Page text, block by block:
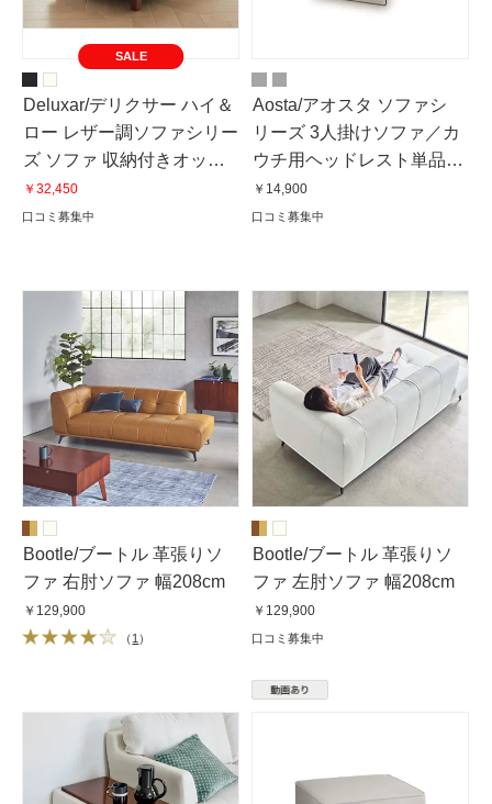
SALE
Deluxar/デリクサー ハイ＆
ロー レザー調ソファシリー
ズ ソファ 収納付きオット
マン
￥32,450
口コミ募集中
Aosta/アオスタ ソファシ
リーズ 3人掛けソファ／カ
ウチ用ヘッドレスト単品
幅77cm
￥14,900
口コミ募集中
Bootle/ブートル 革張りソ
ファ 右肘ソファ 幅208cm
￥129,900
（ 1 ）
Bootle/ブートル 革張りソ
ファ 左肘ソファ 幅208cm
￥129,900
口コミ募集中